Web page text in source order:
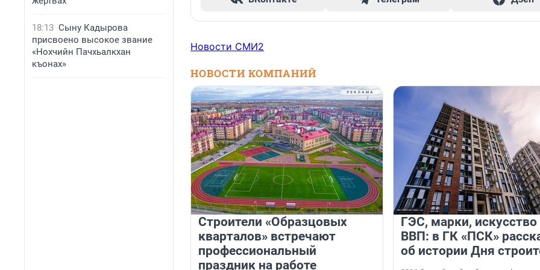
18:13 Сыну Кадырова
присвоено высокое звание
«Нохчийн Пачхьалкхан
къонах»
Новости СМИ2
НОВОСТИ КОМПАНИЙ
Строители «Образцовых
кварталов» встречают
профессиональный
праздник на работе
ГЭС, марки, искусство
ВВП: в ГК «ПСК»
об истории Дня